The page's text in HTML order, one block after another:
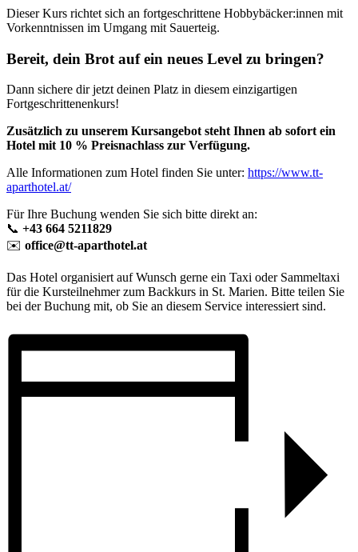
Dieser Kurs richtet sich an fortgeschrittene Hobbybäcker:innen mit
Vorkenntnissen im Umgang mit Sauerteig.
Bereit, dein Brot auf ein neues Level zu bringen?
Dann sichere dir jetzt deinen Platz in diesem einzigartigen
Fortgeschrittenenkurs!
Zusätzlich zu unserem Kursangebot steht Ihnen ab sofort ein
Hotel mit 10 % Preisnachlass zur Verfügung.
Alle Informationen zum Hotel finden Sie unter: https://www.tt-
aparthotel.at/
Für Ihre Buchung wenden Sie sich bitte direkt an:
📞 +43 664 5211829
✉️ office@tt-aparthotel.at
Das Hotel organisiert auf Wunsch gerne ein Taxi oder Sammeltaxi
für die Kursteilnehmer zum Backkurs in St. Marien. Bitte teilen Sie
bei der Buchung mit, ob Sie an diesem Service interessiert sind.